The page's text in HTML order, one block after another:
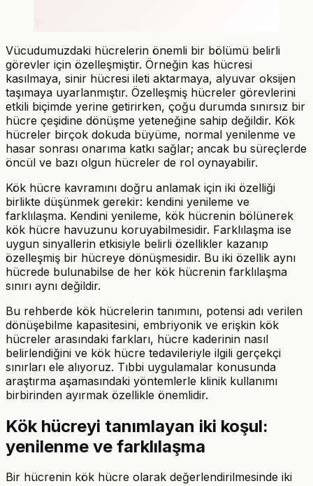
Vücudumuzdaki hücrelerin önemli bir bölümü belirli
görevler için özelleşmiştir. Örneğin kas hücresi
kasılmaya, sinir hücresi ileti aktarmaya, alyuvar oksijen
taşımaya uyarlanmıştır. Özelleşmiş hücreler görevlerini
etkili biçimde yerine getirirken, çoğu durumda sınırsız bir
hücre çeşidine dönüşme yeteneğine sahip değildir. Kök
hücreler birçok dokuda büyüme, normal yenilenme ve
hasar sonrası onarıma katkı sağlar; ancak bu süreçlerde
öncül ve bazı olgun hücreler de rol oynayabilir.
Kök hücre kavramını doğru anlamak için iki özelliği
birlikte düşünmek gerekir: kendini yenileme ve
farklılaşma. Kendini yenileme, kök hücrenin bölünerek
kök hücre havuzunu koruyabilmesidir. Farklılaşma ise
uygun sinyallerin etkisiyle belirli özellikler kazanıp
özelleşmiş bir hücreye dönüşmesidir. Bu iki özellik aynı
hücrede bulunabilse de her kök hücrenin farklılaşma
sınırı aynı değildir.
Bu rehberde kök hücrelerin tanımını, potensi adı verilen
dönüşebilme kapasitesini, embriyonik ve erişkin kök
hücreler arasındaki farkları, hücre kaderinin nasıl
belirlendiğini ve kök hücre tedavileriyle ilgili gerçekçi
sınırları ele alıyoruz. Tıbbi uygulamalar konusunda
araştırma aşamasındaki yöntemlerle klinik kullanımı
birbirinden ayırmak özellikle önemlidir.
Kök hücreyi tanımlayan iki koşul:
yenilenme ve farklılaşma
Bir hücrenin kök hücre olarak değerlendirilmesinde iki